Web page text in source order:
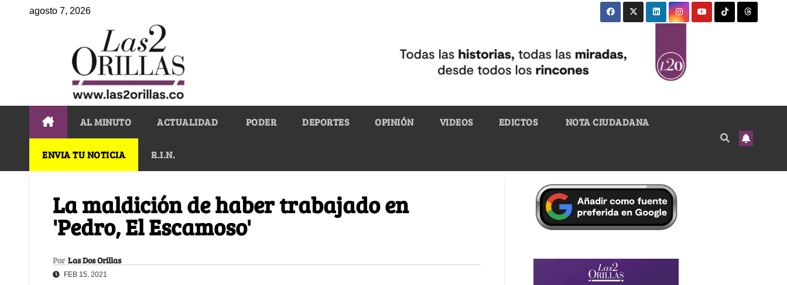
agosto 7, 2026
AL MINUTO ACTUALIDAD PODER DEPORTES OPINIÓN VIDEOS EDICTOS NOTA CIUDADANA
ENVIA TU NOTICIA R.I.N.
La maldición de haber trabajado en
'Pedro, El Escamoso'
Por Las Dos Orillas
FEB 15, 2021